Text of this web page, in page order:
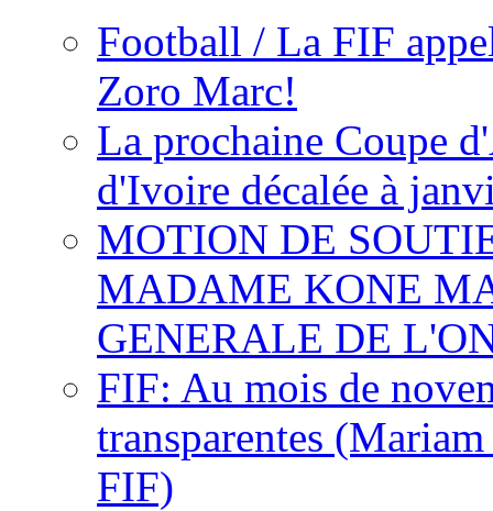
Football / La FIF
Zoro Marc!
La prochaine Coupe
d'Ivoire décalée à
MOTION DE
MADAME KONE
GENERALE DE
FIF: Au mois de
transparentes
FIF)